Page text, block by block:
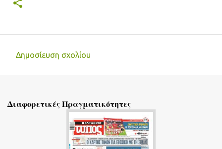
λ
Δημοσίευση σχολίου
Διαφορετικές Πραγματικότητες